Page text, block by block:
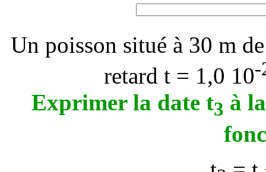
Un poisson situé à 30 m
retard t= 1,0 10-
Exprimer la date t3 à